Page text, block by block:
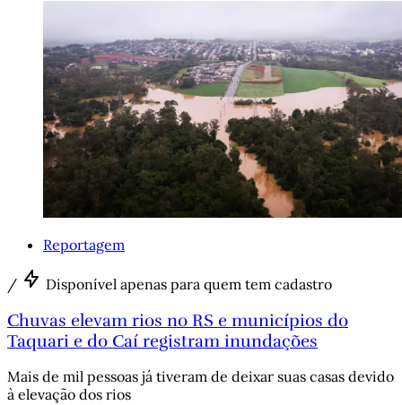
Reportagem
/ Disponível apenas para quem tem cadastro
Chuvas elevam rios no RS e municípios do
Taquari e do Caí registram inundações
Mais de mil pessoas já tiveram de deixar suas casas devido
à elevação dos rios